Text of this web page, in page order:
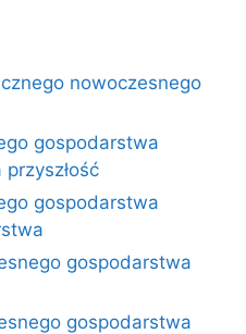
nowoczesnego
gospodarstwa
gospodarstwa
gospodarstwa
gospodarstwa